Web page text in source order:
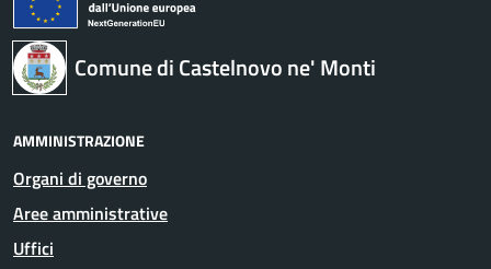
Comune di Castelnovo ne' Monti
AMMINISTRAZIONE
Organi di governo
Aree amministrative
Uffici